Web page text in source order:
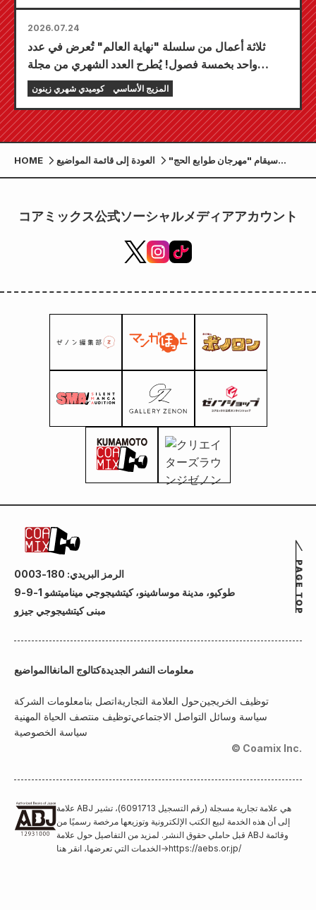
2026.07.24
ثلاثة أعمال من سلسلة "نهاية العالم" تُعرض في عدد
واحد بخمسة فصول! يُطرح العدد الشهري من مجلة
كوميدي شهري زينون المزيج الأساسي
HOME العودة إلى قائمة المواضيع
سيقام "مهرجان طوابع الحج"
لزيارة مواقع أحداث مانغا "Wolf
コアミックス公式ソーシャルメディアアカウント
الرمز البريدي: 180-0003
طوكيو، مدينة موساشينو، كيتشيجوجي ميناميتشو 1-9-9
مبنى كيتشيجوجي جيزو
المواضيعكتالوج المانغامعلومات النشر الجديدة
معلومات الشركةاتصل بناحول العلامة التجاريةتوظيف الخريجين
توظيف منتصف الحياة المهنيةسياسة وسائل التواصل الاجتماعي
سياسة الخصوصية
© Coamix Inc.
علامة ABJ هي علامة تجارية مسجلة (رقم التسجيل 6091713)، تشير
إلى أن هذه الخدمة لبيع الكتب الإلكترونية وتوزيعها مرخصة رسميًا من
قبل حاملي حقوق النشر. لمزيد من التفاصيل حول علامة ABJ وقائمة
الخدمات التي تعرضها، انقر هنا→https://aebs.or.jp/